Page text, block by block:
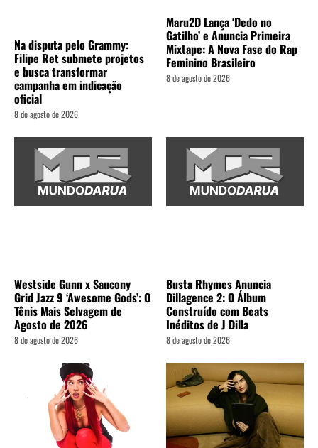
Na disputa pelo Grammy:
Filipe Ret submete projetos
e busca transformar
campanha em indicação
oficial
8 de agosto de 2026
Maru2D Lança ‘Dedo no
Gatilho’ e Anuncia Primeira
Mixtape: A Nova Fase do Rap
Feminino Brasileiro
8 de agosto de 2026
Westside Gunn x Saucony
Grid Jazz 9 ‘Awesome Gods’: O
Tênis Mais Selvagem de
Agosto de 2026
8 de agosto de 2026
Busta Rhymes Anuncia
Dillagence 2: O Álbum
Construído com Beats
Inéditos de J Dilla
8 de agosto de 2026